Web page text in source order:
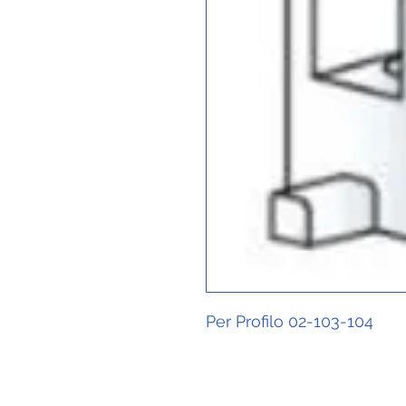
Per Profilo 02-103-104